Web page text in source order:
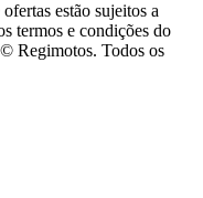
estão sujeitos a
termos e condições do
Regimotos. Todos os